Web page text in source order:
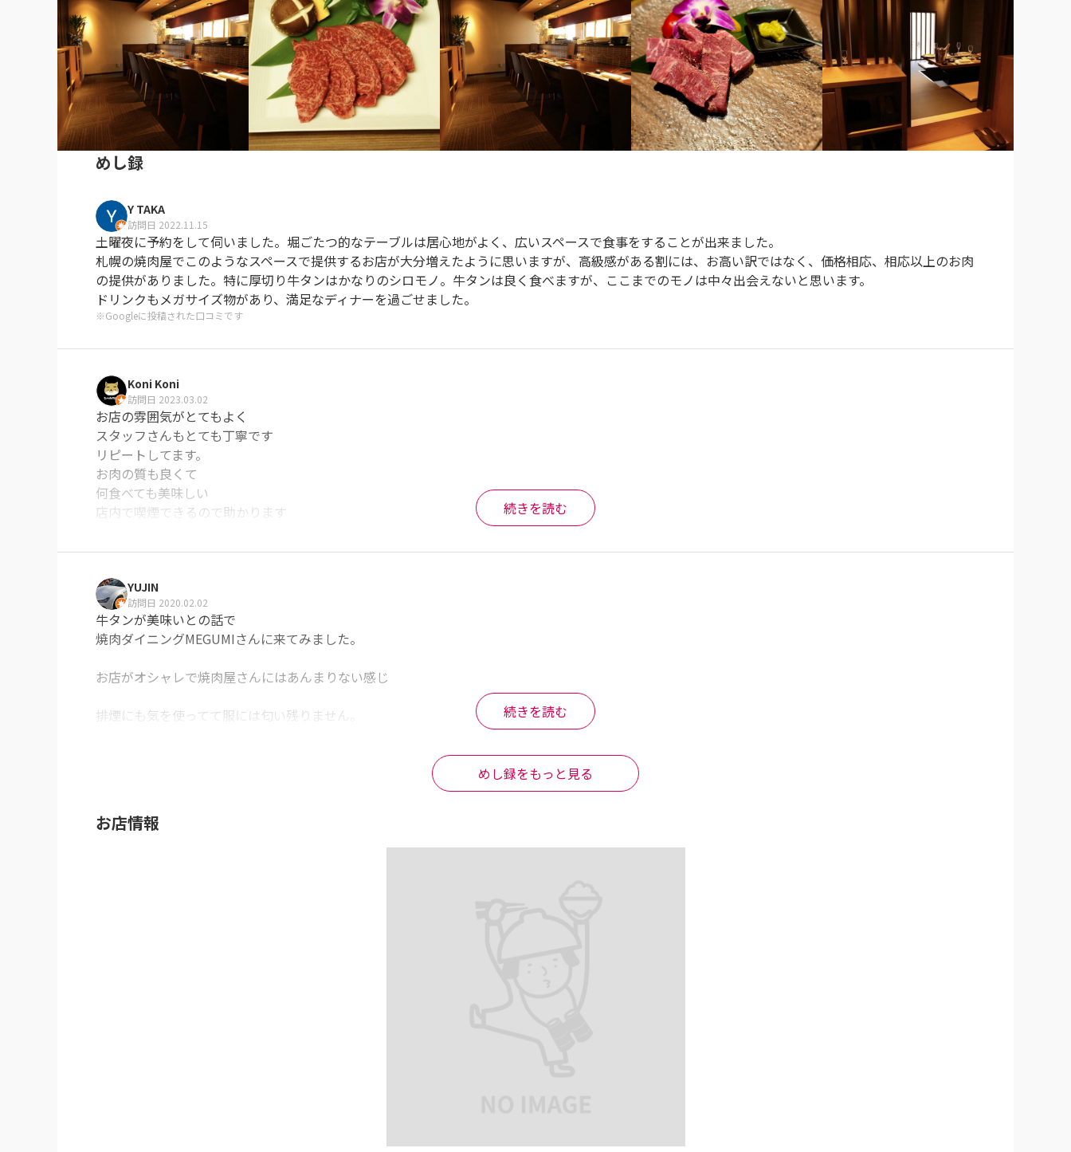
めし録
Y TAKA
訪問日 2022.11.15
土曜夜に予約をして伺いました。堀ごたつ的なテーブルは居心地がよく、広いスペースで食事をすることが出来ました。
札幌の焼肉屋でこのようなスペースで提供するお店が大分増えたように思いますが、高級感がある割には、お高い訳ではなく、価格相応、相応以上のお肉
の提供がありました。特に厚切り牛タンはかなりのシロモノ。牛タンは良く食べますが、ここまでのモノは中々出会えないと思います。
ドリンクもメガサイズ物があり、満足なディナーを過ごせました。
※Googleに投稿された口コミです
Koni Koni
訪問日 2023.03.02
お店の雰囲気がとてもよく
スタッフさんもとても丁寧です
リピートしてます。
お肉の質も良くて
何食べても美味しい
店内で喫煙できるので助かります
続きを読む
YUJIN
訪問日 2020.02.02
牛タンが美味いとの話で
焼肉ダイニングMEGUMIさんに来てみました。
お店がオシャレで焼肉屋さんにはあんまりない感じ
排煙にも気を使ってて服には匂い残りません。
お皿も、上品でタンにお花も飾ってあります。
続きを読む
めし録をもっと見る
お店情報